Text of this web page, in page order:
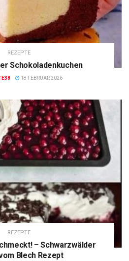
REZEPTE
Schokoladenkuchen
18 FEBRUAR 2026
REZEPTE
– Schwarzwälder
Blech Rezept